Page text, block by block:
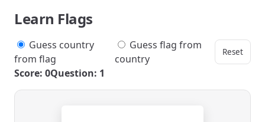
Learn Flags
Guess country
from flag
Guess flag from
country
Reset
Score: 0Question: 1